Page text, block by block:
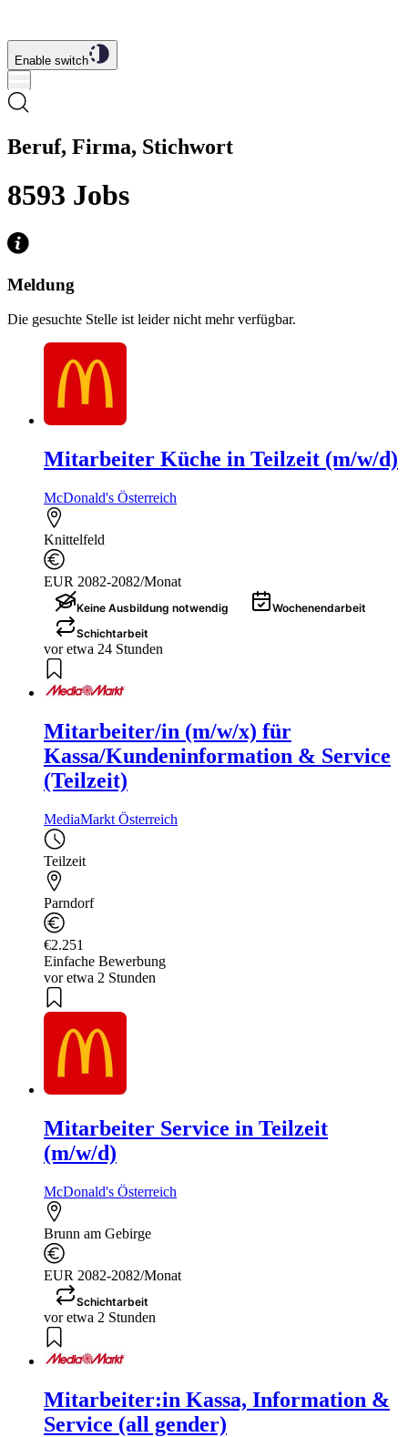
Enable switch
Beruf, Firma, Stichwort
8593 Jobs
Meldung
Die gesuchte Stelle ist leider nicht mehr verfügbar.
Mitarbeiter Küche in Teilzeit (m/w/d)
McDonald's Österreich
Knittelfeld
EUR 2082-2082/Monat
Keine Ausbildung notwendig
Wochenendarbeit
Schichtarbeit
vor etwa 24 Stunden
Mitarbeiter/in (m/w/x) für
Kassa/Kundeninformation & Service
(Teilzeit)
MediaMarkt Österreich
Teilzeit
Parndorf
€2.251
Einfache Bewerbung
vor etwa 2 Stunden
Mitarbeiter Service in Teilzeit
(m/w/d)
McDonald's Österreich
Brunn am Gebirge
EUR 2082-2082/Monat
Schichtarbeit
vor etwa 2 Stunden
Mitarbeiter:in Kassa, Information &
Service (all gender)